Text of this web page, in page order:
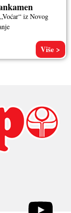
iz Novog
Više >